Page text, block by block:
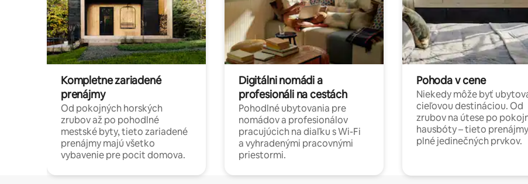
Kompletne zariadené
prenájmy
Od pokojných horských
zrubov až po pohodlné
mestské byty, tieto zariadené
prenájmy majú všetko
vybavenie pre pocit domova.
Digitálni nomádi a
profesionáli na cestách
Pohodlné ubytovania pre
nomádov a profesionálov
pracujúcich na diaľku s Wi-Fi
a vyhradenými pracovnými
priestormi.
Pohoda v cene
Niekedy môže byť
cieľovou destináciou. Od
zrubov na útese po
hausbóty – tieto
plné jedinečných prvkov.